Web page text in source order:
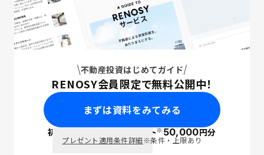
不動産投資はじめてガイド
RENOSY会員限定で無料公開中！
まずは資料をみてみる
初回面談で ポイント※50,000円分
プレゼント適用条件詳細※条件・上限あり